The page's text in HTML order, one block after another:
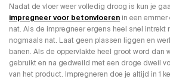
Nadat de vloer weer volledig droog is kun je
impregneer voor betonvloeren in een
nat. Als de impregneer ergens heel snel intrekt
nogmaals nat. Laat geen plassen liggen en
banen. Als de oppervlakte heel groot word dan
gebruikt en na gedweild met een droge dweil
van het product. Impregneren doe je altijd in 1